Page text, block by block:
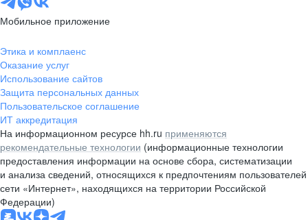
Мобильное приложение
Этика и комплаенс
Оказание услуг
Использование сайтов
Защита персональных данных
Пользовательское соглашение
ИТ аккредитация
На информационном ресурсе hh.ru применяются
рекомендательные технологии (информационные технологии
предоставления информации на основе сбора, систематизации
и анализа сведений, относящихся к предпочтениям пользователей
сети «Интернет», находящихся на территории Российской
Федерации)